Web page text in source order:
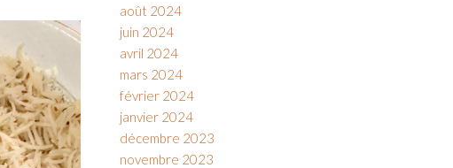
août 2024
juin 2024
avril 2024
mars 2024
février 2024
janvier 2024
décembre 2023
novembre 2023